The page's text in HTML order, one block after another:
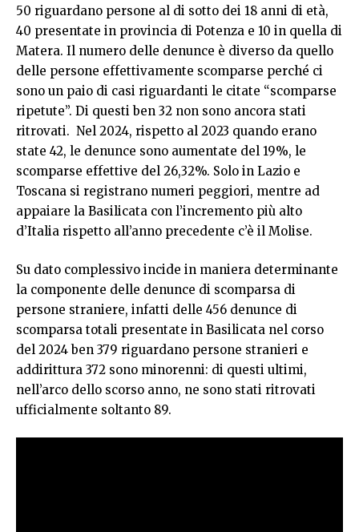
50 riguardano persone al di sotto dei 18 anni di età,
40 presentate in provincia di Potenza e 10 in quella di
Matera. Il numero delle denunce è diverso da quello
delle persone effettivamente scomparse perché ci
sono un paio di casi riguardanti le citate “scomparse
ripetute”. Di questi ben 32 non sono ancora stati
ritrovati. Nel 2024, rispetto al 2023 quando erano
state 42, le denunce sono aumentate del 19%, le
scomparse effettive del 26,32%. Solo in Lazio e
Toscana si registrano numeri peggiori, mentre ad
appaiare la Basilicata con l’incremento più alto
d’Italia rispetto all’anno precedente c’è il Molise.
Su dato complessivo incide in maniera determinante
la componente delle denunce di scomparsa di
persone straniere, infatti delle 456 denunce di
scomparsa totali presentate in Basilicata nel corso
del 2024 ben 379 riguardano persone stranieri e
addirittura 372 sono minorenni: di questi ultimi,
nell’arco dello scorso anno, ne sono stati ritrovati
ufficialmente soltanto 89.